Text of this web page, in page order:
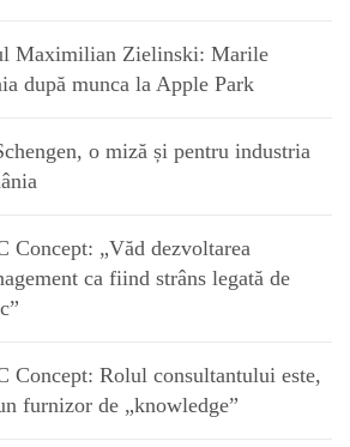
Maximilian Zielinski: Marile
după munca la Apple Park
o miză și pentru industria
Concept: „Văd dezvoltarea
ca fiind strâns legată de
Concept: Rolul consultantului este,
furnizor de „knowledge”